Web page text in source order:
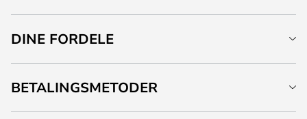
DINE FORDELE
BETALINGSMETODER